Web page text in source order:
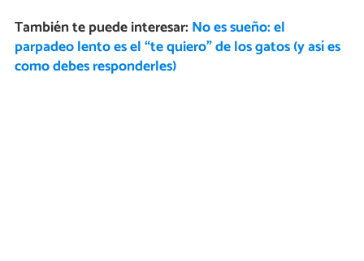
También te puede interesar: No es sueño: el
parpadeo lento es el “te quiero” de los gatos (y así es
como debes responderles)